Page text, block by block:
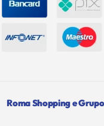
Roma Shopping e